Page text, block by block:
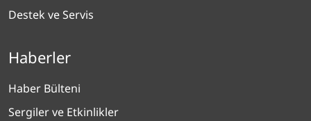
Destek ve Servis
Haberler
Haber Bülteni
Sergiler ve Etkinlikler